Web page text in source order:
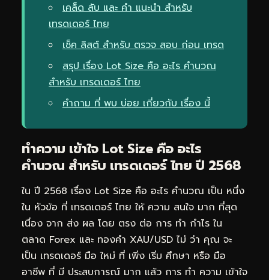
เคล็ด ลับ และ คำ แนะนำ สำหรับ
เทรดเดอร์ ไทย
เช็ค ลิสต์ สำหรับ ตรวจ สอบ ก่อน เทรด
สรุป เรื่อง Lot Size คือ อะไร คำนวณ
สำหรับ เทรดเดอร์ ไทย
คำถาม ที่ พบ บ่อย เกี่ยวกับ เรื่อง นี้
ทำความ เข้าใจ Lot Size คือ อะไร
คำนวณ สำหรับ เทรดเดอร์ ไทย ปี 2568
ใน ปี 2568 เรื่อง Lot Size คือ อะไร คำนวณ เป็น หนึ่ง
ใน หัวข้อ ที่ เทรดเดอร์ ไทย ให้ ความ สนใจ มาก ที่สุด
เนื่อง จาก ส่ง ผล โดย ตรง ต่อ การ ทำ กำไร ใน
ตลาด Forex และ ทองคำ XAU/USD ไม่ ว่า คุณ จะ
เป็น เทรดเดอร์ มือ ใหม่ ที่ เพิ่ง เริ่ม ศึกษา หรือ มือ
อาชีพ ที่ มี ประสบการณ์ มาก แล้ว การ ทำ ความ เข้าใจ